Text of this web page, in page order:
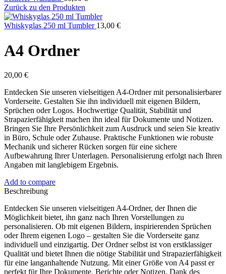
Zurück zu den Produkten
Whiskyglas 250 ml Tumbler 13,00 €
A4 Ordner
20,00 €
Entdecken Sie unseren vielseitigen A4-Ordner mit personalisierbarer
Vorderseite. Gestalten Sie ihn individuell mit eigenen Bildern,
Sprüchen oder Logos. Hochwertige Qualität, Stabilität und
Strapazierfähigkeit machen ihn ideal für Dokumente und Notizen.
Bringen Sie Ihre Persönlichkeit zum Ausdruck und seien Sie kreativ
in Büro, Schule oder Zuhause. Praktische Funktionen wie robuste
Mechanik und sicherer Rücken sorgen für eine sichere
Aufbewahrung Ihrer Unterlagen. Personalisierung erfolgt nach Ihren
Angaben mit langlebigem Ergebnis.
Add to compare
Beschreibung
Entdecken Sie unseren vielseitigen A4-Ordner, der Ihnen die
Möglichkeit bietet, ihn ganz nach Ihren Vorstellungen zu
personalisieren. Ob mit eigenen Bildern, inspirierenden Sprüchen
oder Ihrem eigenen Logo – gestalten Sie die Vorderseite ganz
individuell und einzigartig. Der Ordner selbst ist von erstklassiger
Qualität und bietet Ihnen die nötige Stabilität und Strapazierfähigkeit
für eine langanhaltende Nutzung. Mit einer Größe von A4 passt er
perfekt für Ihre Dokumente, Berichte oder Notizen. Dank des